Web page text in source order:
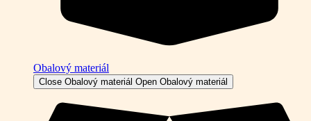
Obalový materiál
Close Obalový materiál Open Obalový materiál